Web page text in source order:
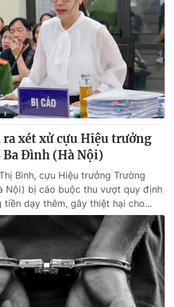
ra xét xử cựu Hiệu trưởng
Ba Đình (Hà Nội)
Bình, cựu Hiệu trưởng Trường
Nội) bị cáo buộc thu vượt quy định
tiền dạy thêm, gây thiệt hại cho...